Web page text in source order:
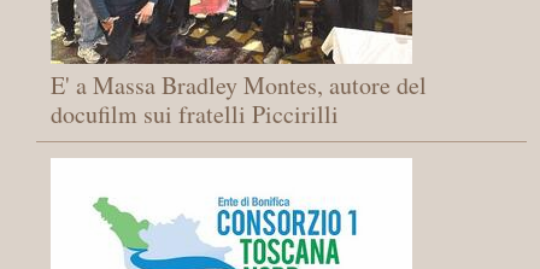
E' a Massa Bradley Montes, autore del
docufilm sui fratelli Piccirilli